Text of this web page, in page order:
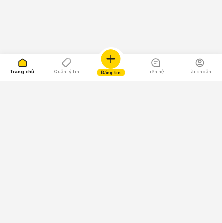
Trang chủ Quản lý tin Đăng tin Liên hệ Tài khoản